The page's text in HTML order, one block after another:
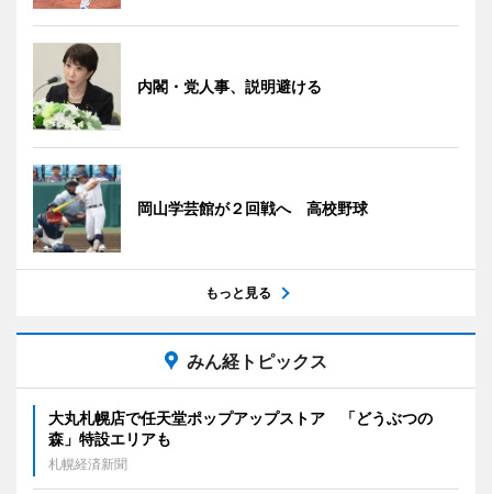
内閣・党人事、説明避ける
岡山学芸館が２回戦へ 高校野球
もっと見る
みん経トピックス
大丸札幌店で任天堂ポップアップストア 「どうぶつの
森」特設エリアも
札幌経済新聞